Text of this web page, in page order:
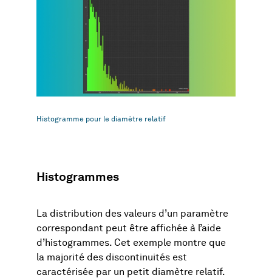
Histogramme pour le diamètre relatif
Histogrammes
La distribution des valeurs d’un paramètre
correspondant peut être affichée à l’aide
d’histogrammes. Cet exemple montre que
la majorité des discontinuités est
caractérisée par un petit diamètre relatif.